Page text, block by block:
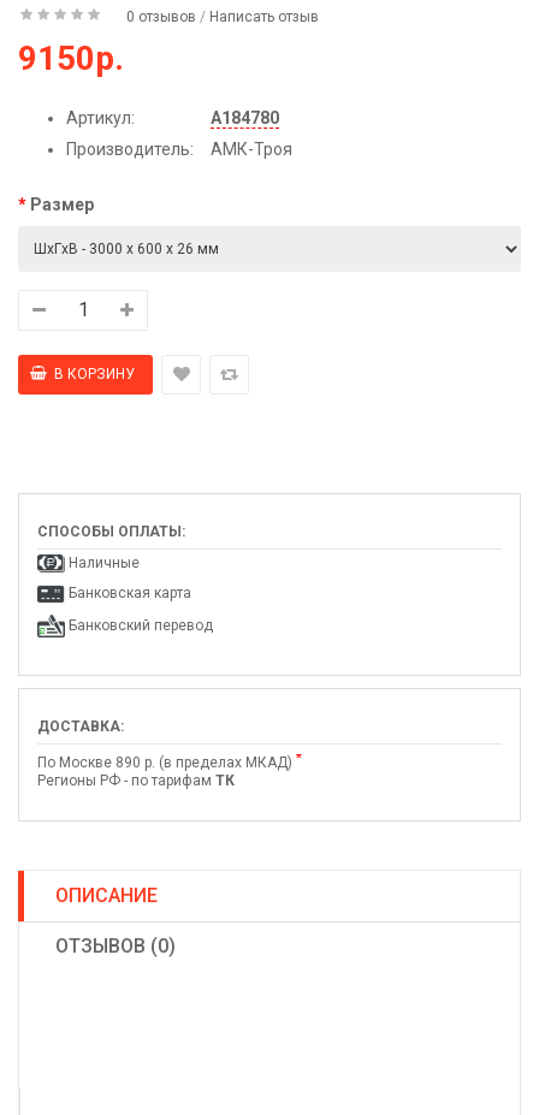
0 отзывов / Написать отзыв
9150р.
Артикул:
А184780
Производитель:
АМК-Троя
Размер
СПОСОБЫ ОПЛАТЫ:
Наличные
Банковская карта
Банковский перевод
ДОСТАВКА:
По Москве 890 р. (в пределах МКАД) *
Регионы РФ - по тарифам ТК
ОПИСАНИЕ
ОТЗЫВОВ (0)